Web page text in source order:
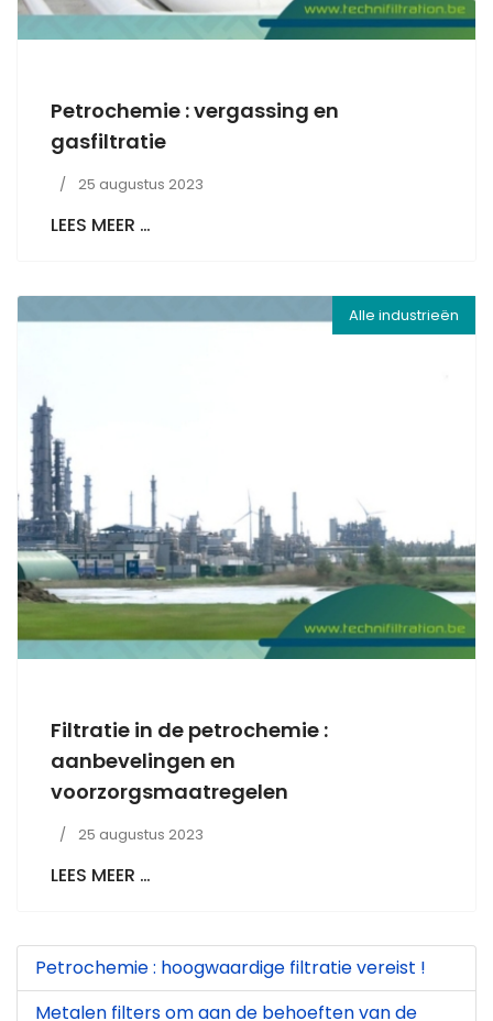
Petrochemie : vergassing en
gasfiltratie
25 augustus 2023
LEES MEER …
Filtratie in de petrochemie :
aanbevelingen en
voorzorgsmaatregelen
Alle industrieën
25 augustus 2023
LEES MEER …
Petrochemie : hoogwaardige filtratie vereist !
Metalen filters om aan de behoeften van de